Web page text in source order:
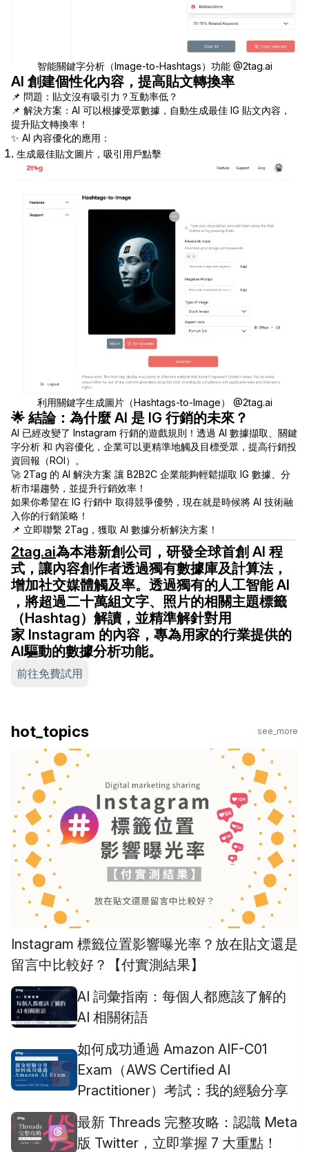
智能關鍵字分析（Image-to-Hashtags）功能 @2tag.ai
AI 創建個性化內容，提高貼文轉換率
📌 問題：貼文沒有吸引力？互動率低？
📌 解決方案：AI 可以根據受眾數據，自動生成最佳 IG 貼文內容，
提升貼文轉換率！
✨ AI 內容優化的應用：
生成最佳貼文圖片，吸引用戶點擊
利用關鍵字生成圖片（Hashtags-to-Image） @2tag.ai
🌟 結論：為什麼 AI 是 IG 行銷的未來？
AI 已經改變了 Instagram 行銷的遊戲規則！透過 AI 數據擷取、關鍵
字分析 和 內容優化，企業可以更精準地觸及目標受眾，提高行銷投
資回報（ROI）。
🚀 2Tag 的 AI 解決方案 讓 B2B2C 企業能夠輕鬆擷取 IG 數據、分
析市場趨勢，並提升行銷效率！
如果你希望在 IG 行銷中 取得競爭優勢，現在就是時候將 AI 技術融
入你的行銷策略！
📌 立即聯繫 2Tag，獲取 AI 數據分析解決方案！
2tag.ai為本港新創公司，研發全球首創 AI 程
式，讓內容創作者透過獨有數據庫及計算法，
增加社交媒體觸及率。透過獨有的人工智能 AI
，將超過二十萬組文字、照片的相關主題標籤
（Hashtag）解讀，並精準解針對用
家 Instagram 的內容，專為用家的行業提供的
AI驅動的數據分析功能。
前往免費試用
hot_topics see_more
Instagram 標籤位置影響曝光率？放在貼文還是
留言中比較好？【付實測結果】
AI 詞彙指南：每個人都應該了解的
AI 相關術語
如何成功通過 Amazon AIF-C01
Exam（AWS Certified AI
Practitioner）考試：我的經驗分享
最新 Threads 完整攻略：認識 Meta
版 Twitter，立即掌握 7 大重點！